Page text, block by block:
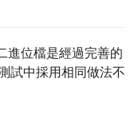
進位檔是經過完善的
試中採用相同做法不